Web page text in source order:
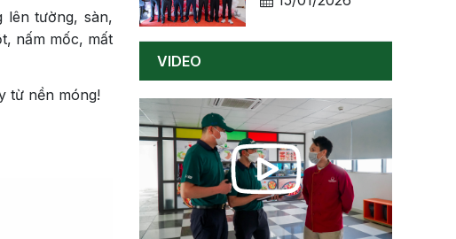
lên tường, sàn,
nấm mốc, mất
từ nền móng!
VIDEO